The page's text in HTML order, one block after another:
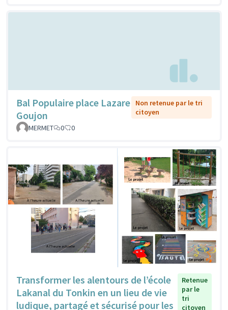
Bal Populaire place Lazare
Goujon
Non retenue par le tri
citoyen
MERMET
0 0
Transformer les alentours de l’école
Lakanal du Tonkin en un lieu de vie
ludique, partagé et sécurisé pour les
Retenue
par le
tri
citoyen